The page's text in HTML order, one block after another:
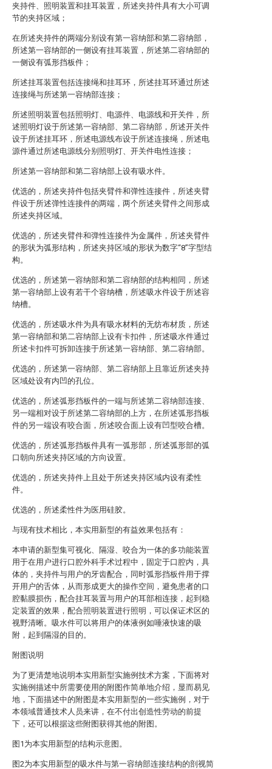
夹持件、照明装置和挂耳装置，所述夹持件具有大小可调
节的夹持区域；
在所述夹持件的两端分别设有第一容纳部和第二容纳部，
所述第一容纳部的一侧设有挂耳装置，所述第二容纳部的
一侧设有弧形挡板件；
所述挂耳装置包括连接绳和挂耳环，所述挂耳环通过所述
连接绳与所述第一容纳部连接；
所述照明装置包括照明灯、电源件、电源线和开关件，所
述照明灯设于所述第一容纳部、第二容纳部，所述开关件
设于所述挂耳环，所述电源线布设于所述连接绳，所述电
源件通过所述电源线分别照明灯、开关件电性连接；
所述第一容纳部和第二容纳部上设有吸水件。
优选的，所述夹持件包括夹臂件和弹性连接件，所述夹臂
件设于所述弹性连接件的两端，两个所述夹臂件之间形成
所述夹持区域。
优选的，所述夹臂件和弹性连接件为金属件，所述夹臂件
的形状为弧形结构，所述夹持区域的形状为数字“8”字型结
构。
优选的，所述第一容纳部和第二容纳部的结构相同，所述
第一容纳部上设有若干个容纳槽，所述吸水件设于所述容
纳槽。
优选的，所述吸水件为具有吸水材料的无纺布材质，所述
第一容纳部和第二容纳部上设有卡扣件，所述吸水件通过
所述卡扣件可拆卸连接于所述第一容纳部、第二容纳部。
优选的，所述第一容纳部、第二容纳部上且靠近所述夹持
区域处设有内凹的孔位。
优选的，所述弧形挡板件的一端与所述第二容纳部连接、
另一端相对设于所述第二容纳部的上方，在所述弧形挡板
件的另一端设有咬合面，所述咬合面上设有凹型咬合槽。
优选的，所述弧形挡板件具有一弧形部，所述弧形部的弧
口朝向所述夹持区域的方向设置。
优选的，所述夹持件上且处于所述夹持区域内设有柔性
件。
优选的，所述柔性件为医用硅胶。
与现有技术相比，本实用新型的有益效果包括有：
本申请的新型集可视化、隔湿、咬合为一体的多功能装置
用于在用户进行口腔外科手术过程中，固定于口腔内，具
体的，夹持件与用户的牙齿配合，同时弧形挡板件用于撑
开用户的舌体，从而形成更大的操作空间，避免患者的口
腔黏膜损伤，配合挂耳装置与用户的耳部相连接，起到稳
定装置的效果，配合照明装置进行照明，可以保证术区的
视野清晰。吸水件可以将用户的体液例如唾液快速的吸
附，起到隔湿的目的。
附图说明
为了更清楚地说明本实用新型实施例技术方案，下面将对
实施例描述中所需要使用的附图作简单地介绍，显而易见
地，下面描述中的附图是本实用新型的一些实施例，对于
本领域普通技术人员来讲，在不付出创造性劳动的前提
下，还可以根据这些附图获得其他的附图。
图1为本实用新型的结构示意图。
图2为本实用新型的吸水件与第一容纳部连接结构的剖视简